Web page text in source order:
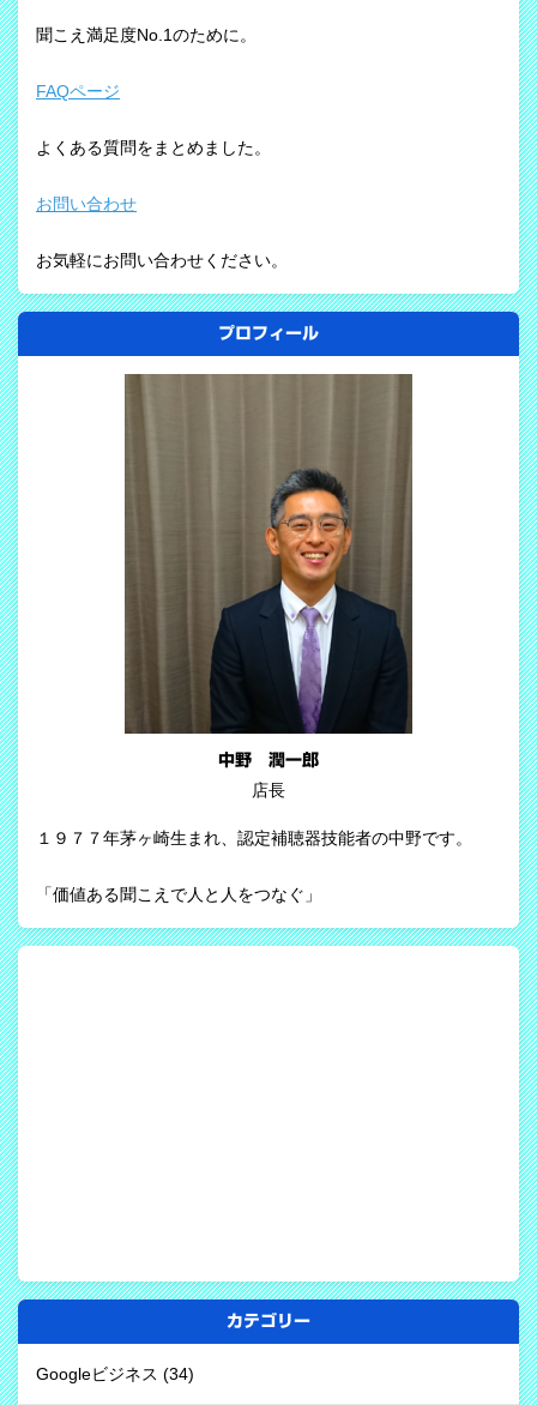
聞こえ満足度No.1のために。
FAQページ
よくある質問をまとめました。
お問い合わせ
お気軽にお問い合わせください。
プロフィール
中野 潤一郎
店長
１９７７年茅ヶ崎生まれ、認定補聴器技能者の中野です。
「価値ある聞こえで人と人をつなぐ」
カテゴリー
Googleビジネス (34)